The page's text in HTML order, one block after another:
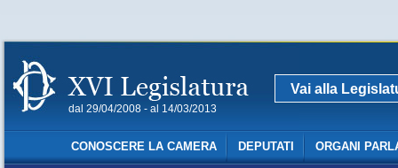
dal 29/04/2008 - al 14/03/2013
Vai alla
CONOSCERE LA CAMERA DEPUTATI ORGANI